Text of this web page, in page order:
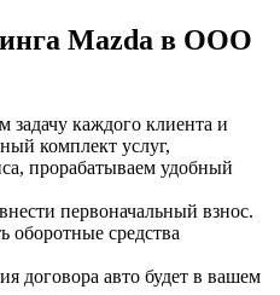
Mazda в ООО
каждого клиента и
комплект услуг,
прорабатываем удобный
первоначальный взнос.
оборотные средства
договора авто будет в вашем